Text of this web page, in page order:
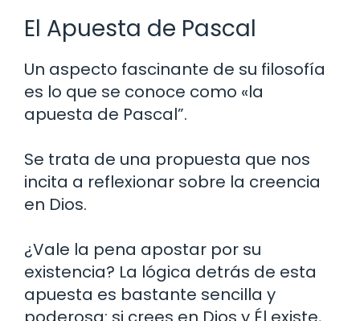
El Apuesta de Pascal
Un aspecto fascinante de su filosofía
es lo que se conoce como «la
apuesta de Pascal”.
Se trata de una propuesta que nos
incita a reflexionar sobre la creencia
en Dios.
¿Vale la pena apostar por su
existencia? La lógica detrás de esta
apuesta es bastante sencilla y